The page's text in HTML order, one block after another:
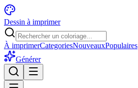
Dessin à imprimer
À imprimerCategoriesNouveauxPopulaires
Générer